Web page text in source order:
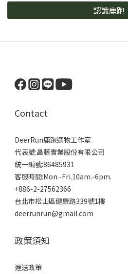
認識鹿跑
Contact
DeerRun鹿跑選物工作室
代表號:昌藤實業股份有限公司
統一編號:86485931
客服時間:Mon.-Fri.10am.-6pm.
+886-2-27562366
台北市松山區健康路339號1樓
deerrunrun@gmail.com
政策須知
運送政策